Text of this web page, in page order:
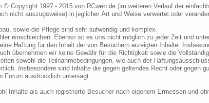
Copyright 1997 - 2015 von RCweb.de (im weiteren Verlauf der
nicht auszugsweise) in jeglicher Art und Weise verwertet oder
sowie die Pflege sind sehr aufwendig und komplex.
einschleichen. Ebenso ist es uns nicht möglich zu jeder Zeit und
Haftung für den Inhalt der von Besuchern erzeigten Inhalte.
übernehmen wir keine Gewähr für die Richtigkeit sowie die
sowohl die Teilnahmebedingungen, wie auch der
Insbesondere sind Inhalte die gegen geltendes Recht oder gegen
Forum ausdrücklich untersagt.
Inhalte als auch registrierte Besucher nach eigenem Ermessen und